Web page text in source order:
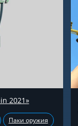
2021»
Паки оружия